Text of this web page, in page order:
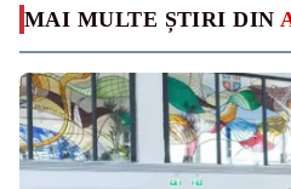
MAI MULTE ȘTIRI DIN